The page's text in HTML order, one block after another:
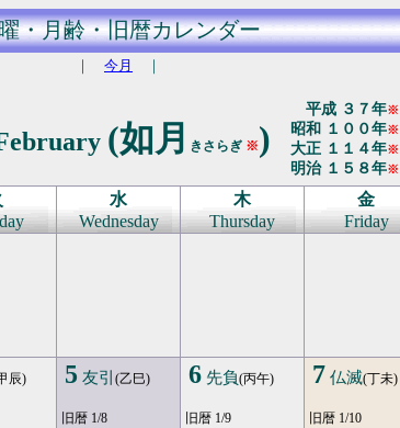
・月齢・旧暦カレンダー
｜ 今月 ｜
(如月 きさらぎ ※)
平成 ３７年※
昭和 １００年※
大正 １１４年※
明治 １５８年※
水
Wednesday
木
Thursday
金
Friday
辰) 5 友引 (乙巳)
旧暦 1/8
6 先負(丙午)
旧暦 1/9
7 仏滅(丁未)
旧暦 1/10